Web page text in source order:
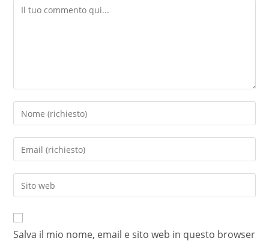
Salva il mio nome, email e sito web in questo browser